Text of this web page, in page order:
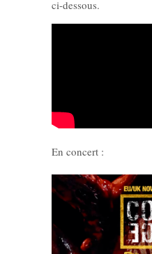
ci-dessous.
En concert :